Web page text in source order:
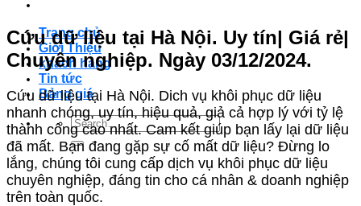
Trang chủ
Giới Thiệu
khách hàng
Tin tức
Bảng giá
Search
for:
Cứu dữ liệu tại Hà Nội. Uy tín| Giá rẻ|
Chuyên nghiệp. Ngày 03/12/2024.
Cứu dữ liệu tại Hà Nội. Dich vụ khôi phục dữ liệu
nhanh chóng, uy tín, hiệu quả, giả cả hợp lý với tỷ lệ
thành công cao nhất. Cam kết giúp bạn lấy lại dữ liệu
đã mất. Bạn đang gặp sự cố mất dữ liệu? Đừng lo
lắng, chúng tôi cung cấp dịch vụ khôi phục dữ liệu
chuyên nghiệp, đáng tin cho cá nhân & doanh nghiệp
trên toàn quốc.